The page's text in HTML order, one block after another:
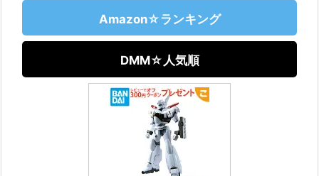
Amazon☆ランキング
DMM☆人気順